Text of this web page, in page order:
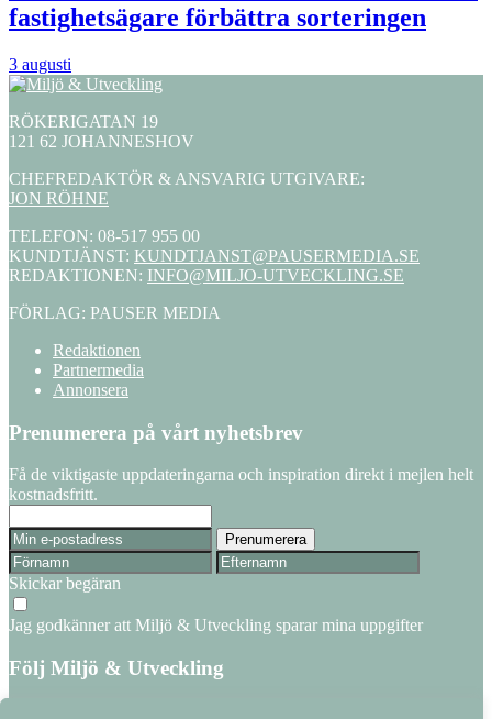
fastighetsägare förbättra sorteringen
3 augusti
RÖKERIGATAN 19
121 62 JOHANNESHOV
CHEFREDAKTÖR & ANSVARIG UTGIVARE:
JON RÖHNE
TELEFON: 08-517 955 00
KUNDTJÄNST: KUNDTJANST@PAUSERMEDIA.SE
REDAKTIONEN: INFO@MILJO-UTVECKLING.SE
FÖRLAG: PAUSER MEDIA
Redaktionen
Partnermedia
Annonsera
Prenumerera på vårt nyhetsbrev
Få de viktigaste uppdateringarna och inspiration direkt i mejlen helt
kostnadsfritt.
Skickar begäran
Jag godkänner att Miljö & Utveckling sparar mina uppgifter
Följ Miljö & Utveckling